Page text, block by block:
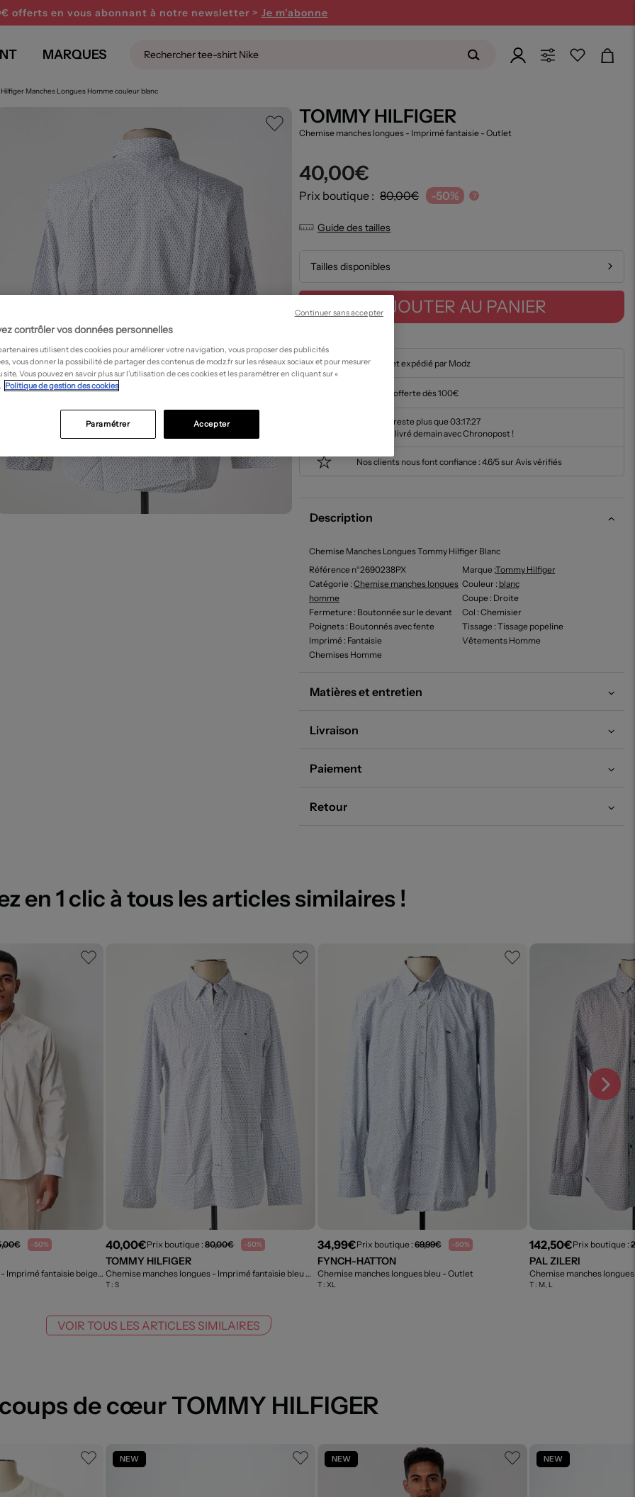
offerts en vous abonnant à notre newsletter > Je m'abonne
MARQUES
Manches Longues Homme couleur blanc
TOMMY HILFIGER
Chemise manches longues - Imprimé fantaisie - Outlet
40,00€
Prix boutique : 80,00€ -50% ?
Guide des tailles
Tailles disponibles
AJOUTER AU PANIER
En stock et expédié par Modz
Livraison offerte dès 100€
Il ne vous reste plus que03:17:26
pour être livré demain avec Chronopost !
Nos clients nous font confiance : 4.6/5 sur Avis vérifiés
Description
Chemise Manches Longues Tommy Hilfiger Blanc
Référence n°2690238PX
Marque :Tommy Hilfiger
Catégorie : Chemise manches longues
homme
Couleur : blanc
Coupe: Droite
Fermeture : Boutonnée sur le devant Col : Chemisier
Poignets : Boutonnés avec fente Tissage: Tissage popeline
Imprimé : Fantaisie
Vêtements Homme
Chemises Homme
Matières et entretien
Livraison
Paiement
Retour
en 1 clic à tous les articles similaires !
-50%
Chemise manches longues - Imprimé fantaisie beige- Outlet
40,00€Prix boutique :80,00€ -50%
TOMMY HILFIGER
Chemise manches longues - Imprimé fantaisie bleu
- Outlet
T :S
34,99€Prix boutique :69,99€ -50%
FYNCH-HATTON
Chemise manches longues bleu - Outlet
T :XL
142,50€Prix boutique :
PAL ZILERI
T : M, L
VOIR TOUS LES ARTICLES SIMILAIRES
de cœur TOMMY HILFIGER
NEW NEW NEW
contrôler vos données personnelles
utilisent des cookies pour améliorer votre navigation, vous proposer des publicités
vous donner la possibilité de partager des contenus de modz.fr sur les réseaux sociaux et pour mesurer
site. Vous pouvez en savoir plus sur l’utilisation de ces cookies et les paramétrer en cliquant sur «
Politique de gestion des cookies
Accepter
Paramétrer
Continuer sans accepter